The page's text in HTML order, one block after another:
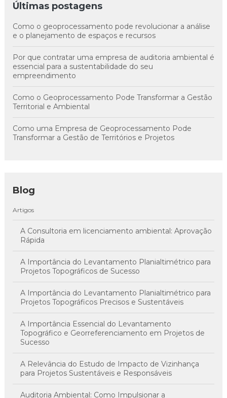
Últimas postagens
Como o geoprocessamento pode revolucionar a análise
e o planejamento de espaços e recursos
Por que contratar uma empresa de auditoria ambiental é
essencial para a sustentabilidade do seu
empreendimento
Como o Geoprocessamento Pode Transformar a Gestão
Territorial e Ambiental
Como uma Empresa de Geoprocessamento Pode
Transformar a Gestão de Territórios e Projetos
Blog
Artigos
A Consultoria em licenciamento ambiental: Aprovação
Rápida
A Importância do Levantamento Planialtimétrico para
Projetos Topográficos de Sucesso
A Importância do Levantamento Planialtimétrico para
Projetos Topográficos Precisos e Sustentáveis
A Importância Essencial do Levantamento
Topográfico e Georreferenciamento em Projetos de
Sucesso
A Relevância do Estudo de Impacto de Vizinhança
para Projetos Sustentáveis e Responsáveis
Auditoria Ambiental: Como Impulsionar a